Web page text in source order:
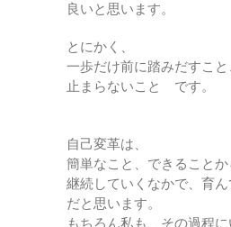
良いと思います。
とにかく、
一歩だけ前に踏みだすこと
止まらないこと です。
自己変革は、
簡単なこと、できることか
継続していくなかで、育
だと思います。
もちろん私も、その過程に